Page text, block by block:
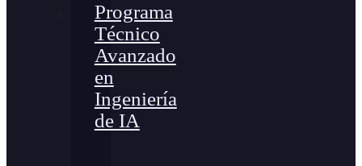
Programa
Técnico
Avanzado
en
Ingeniería
de IA